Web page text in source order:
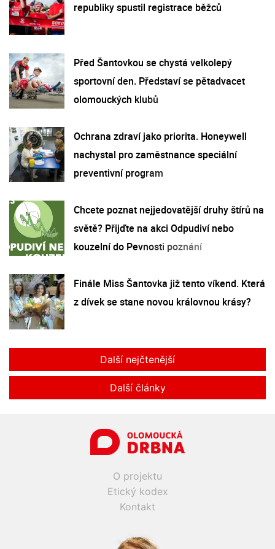
republiky spustil registrace běžců
Před Šantovkou se chystá velkolepý
sportovní den. Představí se pětadvacet
olomouckých klubů
Ochrana zdraví jako priorita. Honeywell
nachystal pro zaměstnance speciální
preventivní program
Chcete poznat nejjedovatější druhy štírů na
světě? Přijďte na akci Odpudiví nebo
kouzelní do Pevnosti poznání
Finále Miss Šantovka již tento víkend. Která
z dívek se stane novou královnou krásy?
Další nejčtenější
Další články
O projektu
Etický kodex
Kontakt